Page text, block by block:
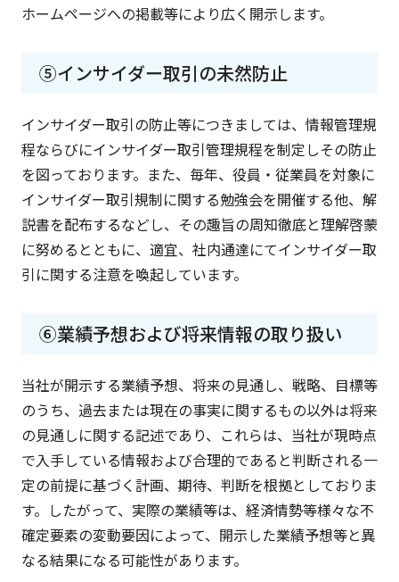
ホームページへの掲載等により広く開示します。
⑤インサイダー取引の未然防止
インサイダー取引の防止等につきましては、情報管理規
程ならびにインサイダー取引管理規程を制定しその防止
を図っております。また、毎年、役員・従業員を対象に
インサイダー取引規制に関する勉強会を開催する他、解
説書を配布するなどし、その趣旨の周知徹底と理解啓蒙
に努めるとともに、適宜、社内通達にてインサイダー取
引に関する注意を喚起しています。
⑥業績予想および将来情報の取り扱い
当社が開示する業績予想、将来の見通し、戦略、目標等
のうち、過去または現在の事実に関するもの以外は将来
の見通しに関する記述であり、これらは、当社が現時点
で入手している情報および合理的であると判断される一
定の前提に基づく計画、期待、判断を根拠としておりま
す。したがって、実際の業績等は、経済情勢等様々な不
確定要素の変動要因によって、開示した業績予想等と異
なる結果になる可能性があります。